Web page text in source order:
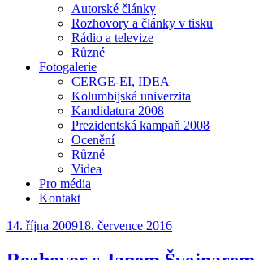
Autorské články
Rozhovory a články v tisku
Rádio a televize
Různé
Fotogalerie
CERGE-EI, IDEA
Kolumbijská univerzita
Kandidatura 2008
Prezidentská kampaň 2008
Ocenění
Různé
Videa
Pro média
Kontakt
Publikováno:
14. října 200918. července 2016